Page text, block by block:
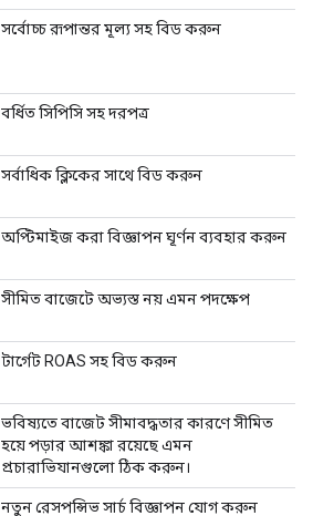
সর্বোচ্চ রূপান্তর মূল্য সহ বিড করুন
বর্ধিত সিপিসি সহ দরপত্র
সর্বাধিক ক্লিকের সাথে বিড করুন
অপ্টিমাইজ করা বিজ্ঞাপন ঘূর্ণন ব্যবহার করুন
সীমিত বাজেটে অভ্যস্ত নয় এমন পদক্ষেপ
টার্গেট ROAS সহ বিড করুন
ভবিষ্যতে বাজেট সীমাবদ্ধতার কারণে সীমিত
হয়ে পড়ার আশঙ্কা রয়েছে এমন
প্রচারাভিযানগুলো ঠিক করুন।
নতুন রেসপন্সিভ সার্চ বিজ্ঞাপন যোগ করুন